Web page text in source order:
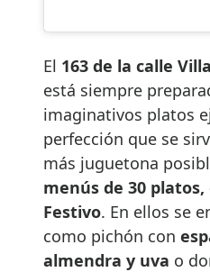
El 163 de la calle
está siempre
imaginativos platos
perfección que se
más juguetona
menús de 30 platos,
Festivo. En ellos se
como pichón con
almendra y uva o